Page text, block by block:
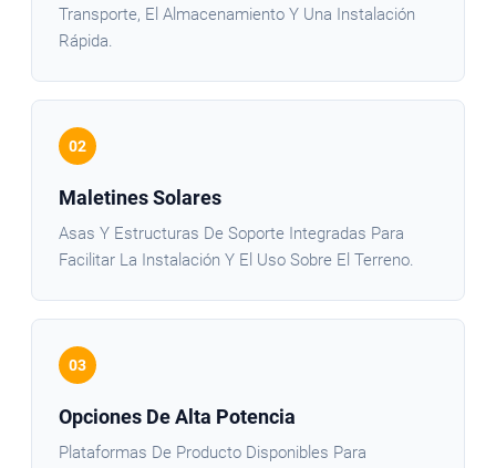
Transporte, El Almacenamiento Y Una Instalación
Rápida.
02
Maletines Solares
Asas Y Estructuras De Soporte Integradas Para
Facilitar La Instalación Y El Uso Sobre El Terreno.
03
Opciones De Alta Potencia
Plataformas De Producto Disponibles Para